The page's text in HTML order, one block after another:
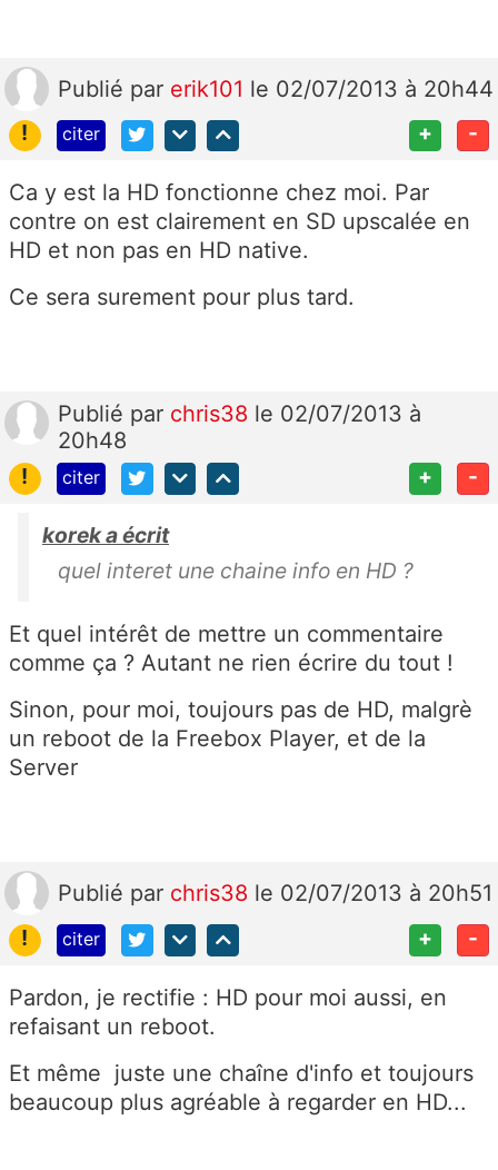
Publié par erik101 le 02/07/2013 à 20h44
!
citer + -
Ca y est la HD fonctionne chez moi. Par
contre on est clairement en SD upscalée en
HD et non pas en HD native.
Ce sera surement pour plus tard.
Publié par chris38 le 02/07/2013 à
20h48
!
citer + -
korek a écrit
quel interet une chaine info en HD ?
Et quel intérêt de mettre un commentaire
comme ça ? Autant ne rien écrire du tout !
Sinon, pour moi, toujours pas de HD, malgrè
un reboot de la Freebox Player, et de la
Server
Publié par chris38 le 02/07/2013 à 20h51
!
citer + -
Pardon, je rectifie : HD pour moi aussi, en
refaisant un reboot.
Et même juste une chaîne d'info et toujours
beaucoup plus agréable à regarder en HD...